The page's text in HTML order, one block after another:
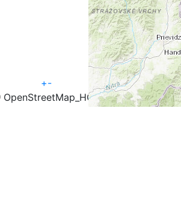
+-
OpenStreetMap_HOT
OpenCycleMap